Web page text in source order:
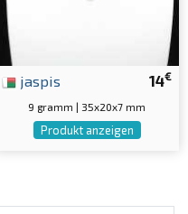
14€
jaspis
9 gramm | 35x20x7 mm
Produkt anzeigen